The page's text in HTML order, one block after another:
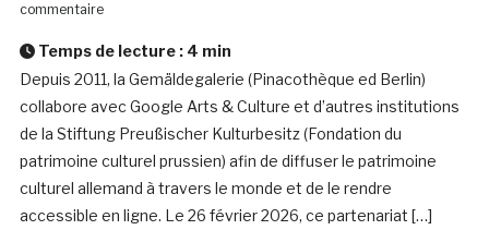
commentaire
Temps de lecture : 4 min
Depuis 2011, la Gemäldegalerie (Pinacothèque ed Berlin)
collabore avec Google Arts & Culture et d’autres institutions
de la Stiftung Preußischer Kulturbesitz (Fondation du
patrimoine culturel prussien) afin de diffuser le patrimoine
culturel allemand à travers le monde et de le rendre
accessible en ligne. Le 26 février 2026, ce partenariat […]